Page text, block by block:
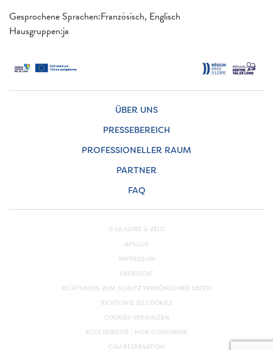
Gesprochene Sprachen:Französisch, Englisch
Hausgruppen:ja
ÜBER UNS
PRESSEBEREICH
PROFESSIONELLER RAUM
PARTNER
FAQ
© LA LOIRE À VÉLO
APSULIS
IMPRESSUM
ÜBERSICHT
RICHTLINIEN ZUM SCHUTZ PERSÖNLICHER DATEN
RICHTLINIE ZU COOKIES
COOKIES VERWALTEN
ACCESSIBILITÉ : NON CONFORME
CGU RÉSERVATION